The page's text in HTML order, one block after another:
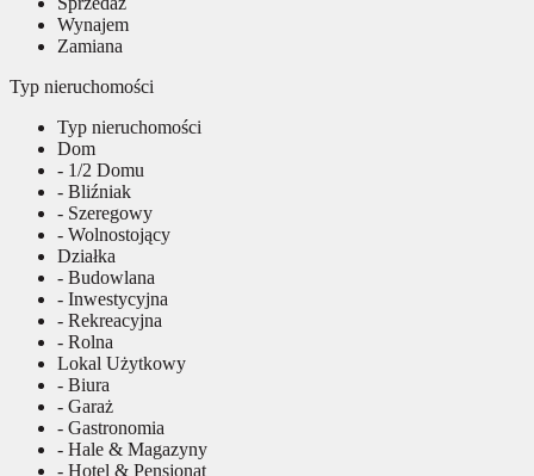
Wynajem
Zamiana
Typ nieruchomości
Typ nieruchomości
Dom
- 1/2 Domu
- Bliźniak
- Szeregowy
- Wolnostojący
Działka
- Budowlana
- Inwestycyjna
- Rekreacyjna
- Rolna
Lokal Użytkowy
- Biura
- Garaż
- Gastronomia
- Hale & Magazyny
- Hotel & Pensjonat